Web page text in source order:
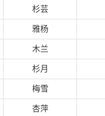
杉芸
雅杨
木兰
杉月
梅雪
杏萍